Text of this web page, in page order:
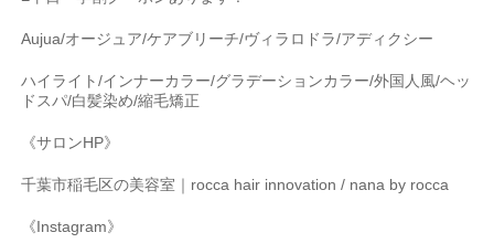
Aujua/オージュア/ケアブリーチ/ヴィラロドラ/アディクシー
ハイライト/インナーカラー/グラデーションカラー/外国人風/ヘッ
ドスパ/白髪染め/縮毛矯正
《サロンHP》
千葉市稲毛区の美容室｜ rocca hair innovation / nana by rocca
《Instagram》